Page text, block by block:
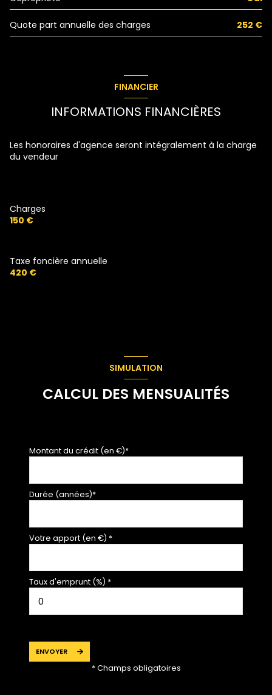
Quote part annuelle des charges 252 €
FINANCIER
INFORMATIONS FINANCIÈRES
Les honoraires d'agence seront intégralement à la charge
du vendeur
Charges
150 €
Taxe foncière annuelle
420 €
SIMULATION
CALCUL DES MENSUALITÉS
Montant du crédit (en €)*
Durée (années)*
Votre apport (en €) *
Taux d'emprunt (%) *
ENVOYER
* Champs obligatoires